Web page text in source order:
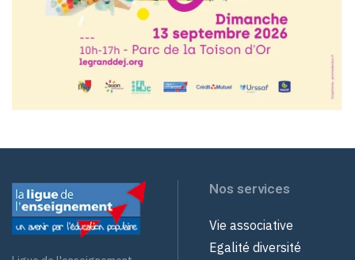
Nos services
Vie associative
Egalité diversité